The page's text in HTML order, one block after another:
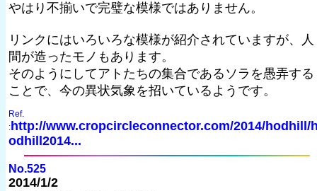
やはり不揃いで完璧な模様ではありません。
リンクにはいろいろな模様が紹介されていますが、人
間が造ったモノもあります。
そのようにしてアトたちの集合であるソラを愚弄する
ことで、今の異状気象を招いているようです。
Ref.
: http://www.cropcircleconnector.com/2014/hodhill/
odhill2014...
No.525
2014/1/2